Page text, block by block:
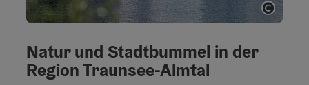
Natur und Stadtbummel in der
Region Traunsee-Almtal